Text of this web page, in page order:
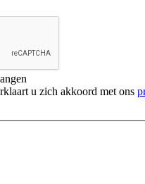
u zich akkoord met ons